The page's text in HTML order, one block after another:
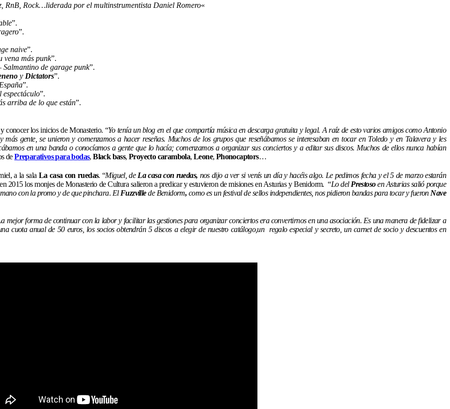
RnB, Rock…liderada por el multinstrumentista Daniel Romero«
”.
”.
naive”.
vena más punk”.
de garage punk”.
y Dictators”.
”.
espectáculo”.
arriba de lo que están”.
conocer los inicios de Monasterio. “Yo tenía un blog en el que compartía música en descarga gratuita y legal. A raíz de esto varios amigos como Antonio
más gente, se unieron y comenzamos a hacer reseñas. Muchos de los grupos que reseñábamos se interesaban en tocar en Toledo y en Talavera y les
en una banda o conocíamos a gente que lo hacía; comenzamos a organizar sus conciertos y a editar sus discos. Muchos de ellos nunca habían
dePreparativos para bodas,Black bass,Proyecto carambola,Leone, Phonocaptors…
a la sala La casa con ruedas. “Miguel, de La casa con ruedas, nos dijo a ver si venís un día y hacéis algo. Le pedimos fecha y el 5 de marzo estarán
2015 los monjes de Monasterio de Cultura salieron a predicar y estuvieron de misiones en Asturias y Benidorm. “Lo del Prestosoen Asturias salió porque
con la promo y de que pinchara. El Fuzzvillede Benidorm, como es un festival de sellos independientes, nos pidieron bandas para tocar y fueron Nave
mejor forma de continuar con la labor y facilitar las gestiones para organizar conciertos era convertirnos en una asociación. Es una manera de fidelizar a
cuota anual de 50 euros, los socios obtendrán 5 discos a elegir de nuestro catálogo,un regalo especial y secreto, un carnet de socio y descuentos en